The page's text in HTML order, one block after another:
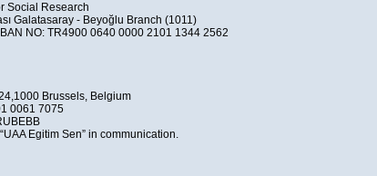
Social Research
Galatasaray - Beyoğlu Branch (1011)
NO: TR4900 0640 0000 2101 1344 2562
Brussels, Belgium
0061 7075
Egitim Sen” in communication.